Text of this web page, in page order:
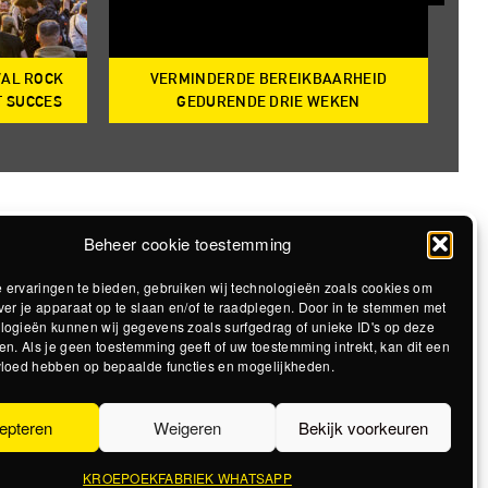
Beheer cookie toestemming
ervaringen te bieden, gebruiken wij technologieën zoals cookies om
je apparaat op te slaan en/of te raadplegen. Door in te stemmen met
kunnen wij gegevens zoals surfgedrag of unieke ID's op deze
Als je geen toestemming geeft of uw toestemming intrekt, kan dit een
hebben op bepaalde functies en mogelijkheden.
Weigeren Bekijk voorkeuren
KROEPOEKFABRIEK WHATSAPP
ROCK
SUCCES
VERMINDERDE BEREIKBAARHEID
GEDURENDE DRIE WEKEN